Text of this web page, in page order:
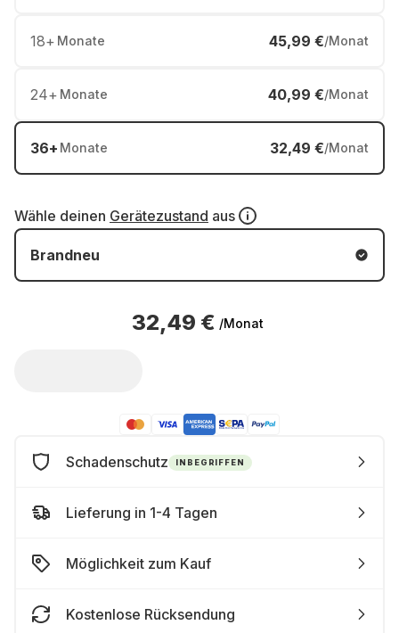
18+ Monate 45,99 €/Monat
24+ Monate 40,99 €/Monat
36+ Monate 32,49 €/Monat
Wähle deinen Gerätezustand aus
Brandneu
32,49 € /Monat
Schadenschutz INBEGRIFFEN
Lieferung in 1-4 Tagen
Möglichkeit zum Kauf
Kostenlose Rücksendung